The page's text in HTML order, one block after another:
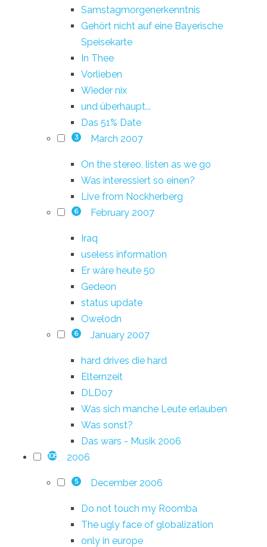
Samstagmorgenerkenntnis
Gehört nicht auf eine Bayerische
Speisekarte
In Thee
Vorlieben
Wieder nix
und überhaupt...
Das 51% Date
3 March 2007
On the stereo, listen as we go
Was interessiert so einen?
Live from Nockherberg
6 February 2007
Iraq
useless information
Er wäre heute 50
Gedeon
status update
Owelodn
6 January 2007
hard drives die hard
Elternzeit
DLD07
Was sich manche Leute erlauben
Was sonst?
Das wars - Musik 2006
108 2006
5 December 2006
Do not touch my Roomba
The ugly face of globalization
only in europe